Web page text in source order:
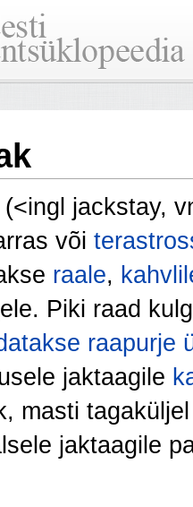
(<ingl jackstay,
või
raale,
Piki raad
raapurje
jaktaagile
masti
jaktaagile